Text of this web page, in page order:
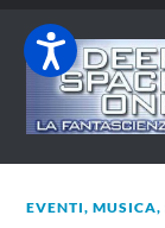
EVENTI,MUSICA,